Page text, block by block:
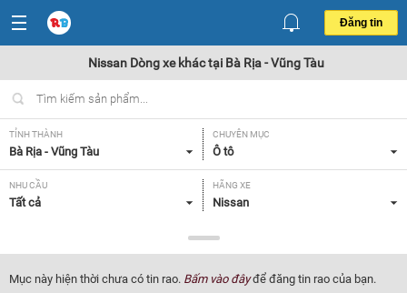
Đăng tin
Nissan Dòng xe khác tại Bà Rịa - Vũng Tàu
TỈNH THÀNH
Bà Rịa - Vũng Tàu
CHUYÊN MỤC
Ô tô
NHU CẦU
Tất cả
HÃNG XE
Nissan
Dòng xe khác
NĂM SẢN XUẤT
Tất cả
GIÁ XE XUẤT XỨ
Mục này hiện thời chưa có tin rao. Bấm vào đâyđể đăng tin rao của bạn.